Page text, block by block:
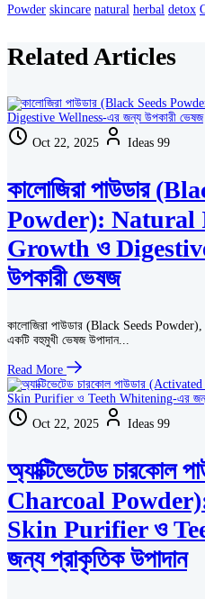
Powder skincare natural herbal detox
Related Articles
Oct 22, 2025 Ideas 99
কালোজিরা পাউডার
Powder):
Growth ও
উপকারী ভেষজ
কালোজিরা পাউডার (Black Seeds Powder),
একটি বহুমুখী ভেষজ উপাদান...
Read More
Oct 22, 2025 Ideas 99
অ্যাক্টিভেটেড চারকোল
Charcoal
Skin Purifier ও
জন্য প্রাকৃতিক উপাদান